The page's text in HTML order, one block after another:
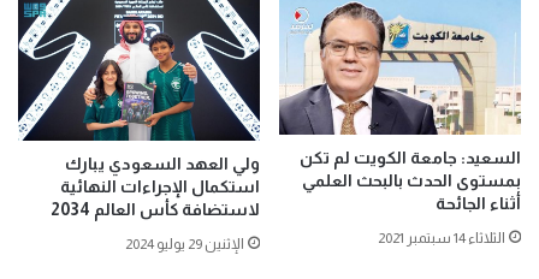
السعيد: جامعة الكويت لم تكن
بمستوى الحدث بالبحث العلمي
أثناء الجائحة
الثلاثاء 14 سبتمبر 2021
ولي العهد السعودي يبارك
استكمال الإجراءات النهائية
لاستضافة كأس العالم 2034
الإثنين 29 يوليو 2024